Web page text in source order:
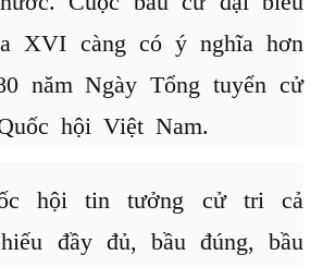
XVI càng có ý nghĩa hơn
năm Ngày Tổng tuyển cử
hội Việt Nam.
hội tin tưởng cử tri cả
đầy đủ, bầu đúng, bầu